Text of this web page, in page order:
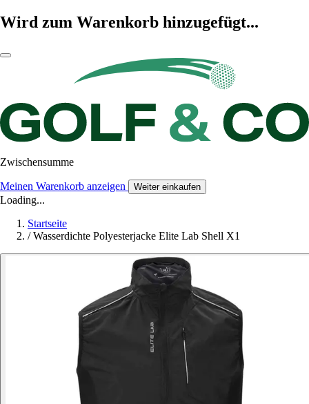
Wird zum Warenkorb hinzugefügt...
Zwischensumme
Meinen Warenkorb anzeigen Weiter einkaufen
Loading...
Startseite
/ Wasserdichte Polyesterjacke Elite Lab Shell X1